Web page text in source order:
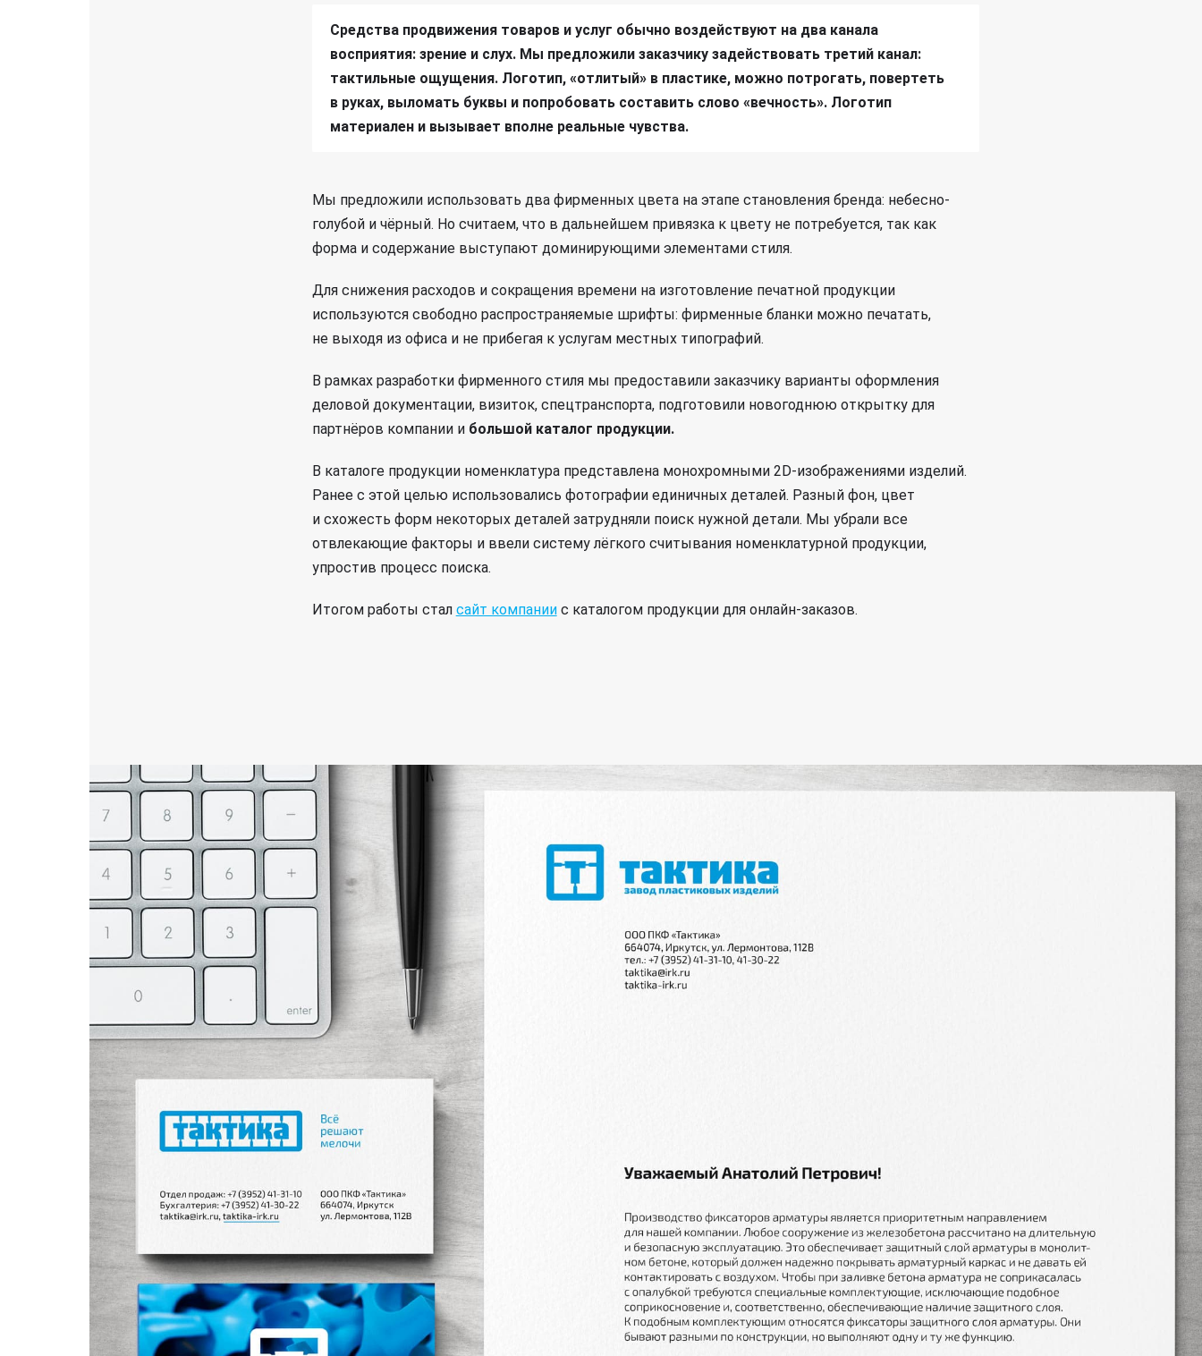
Средства продвижения товаров и услуг обычно воздействуют на два канала
восприятия: зрение и слух. Мы предложили заказчику задействовать третий канал:
тактильные ощущения. Логотип, «отлитый» в пластике, можно потрогать, повертеть
в руках, выломать буквы и попробовать составить слово «вечность». Логотип
материален и вызывает вполне реальные чувства.
Мы предложили использовать два фирменных цвета на этапе становления бренда: небесно-
голубой и чёрный. Но считаем, что в дальнейшем привязка к цвету не потребуется, так как
форма и содержание выступают доминирующими элементами стиля.
Для снижения расходов и сокращения времени на изготовление печатной продукции
используются свободно распространяемые шрифты: фирменные бланки можно печатать,
не выходя из офиса и не прибегая к услугам местных типографий.
В рамках разработки фирменного стиля мы предоставили заказчику варианты оформления
деловой документации, визиток, спецтранспорта, подготовили новогоднюю открытку для
партнёров компании и большой каталог продукции.
В каталоге продукции номенклатура представлена монохромными 2D-изображениями изделий.
Ранее с этой целью использовались фотографии единичных деталей. Разный фон, цвет
и схожесть форм некоторых деталей затрудняли поиск нужной детали. Мы убрали все
отвлекающие факторы и ввели систему лёгкого считывания номенклатурной продукции,
упростив процесс поиска.
Итогом работы стал сайт компаниис каталогом продукции для онлайн-заказов.